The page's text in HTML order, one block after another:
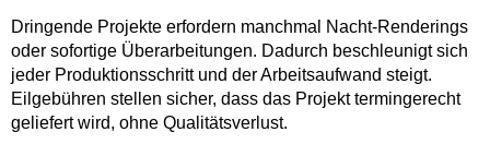
Dringende Projekte erfordern manchmal Nacht-Renderings
oder sofortige Überarbeitungen. Dadurch beschleunigt sich
jeder Produktionsschritt und der Arbeitsaufwand steigt.
Eilgebühren stellen sicher, dass das Projekt termingerecht
geliefert wird, ohne Qualitätsverlust.